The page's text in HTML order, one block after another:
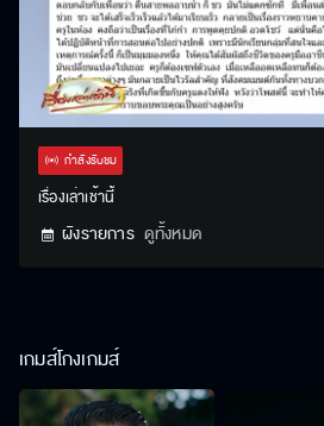
UnmuteStream
กำลังรับชม
เรื่องเล่าเช้านี้
ผังรายการ ดูทั้งหมด
เกมส์โกงเกมส์